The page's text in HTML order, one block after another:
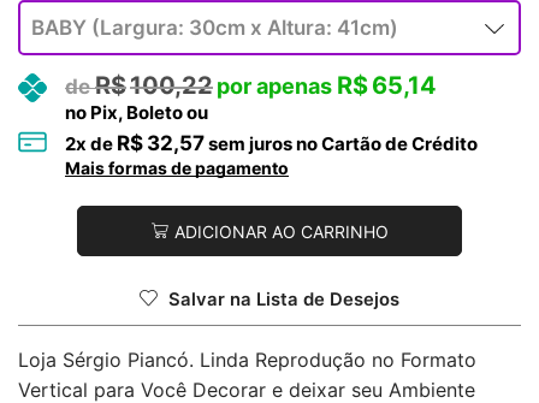
R$100,22 R$65,14
no Pix, Boleto ou
2x de R$ 32,57sem juros no Cartão de Crédito
Mais formas de pagamento
ADICIONAR AO CARRINHO
Salvar na Lista de Desejos
Loja Sérgio Piancó. Linda Reprodução no Formato
Vertical para Você Decorar e deixar seu Ambiente